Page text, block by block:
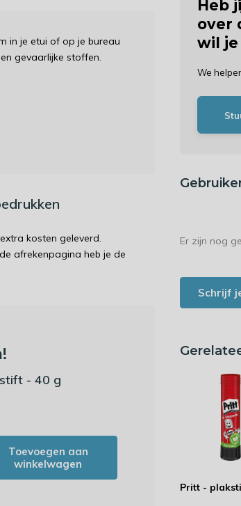
in je etui of op je bureau
gevaarlijke stoffen.
kosten geleverd.
afrekenpagina heb je de
- 40 g
Toevoegen aan
winkelwagen
Heb
over
wil
We
Er zijn nog
Schrijf
Pritt -